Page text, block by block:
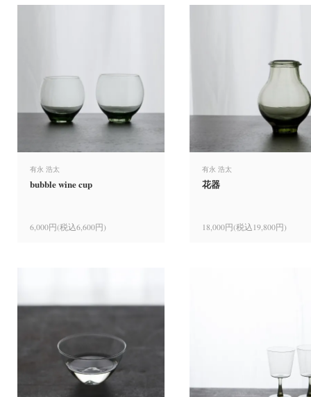
有永 浩太
bubble wine cup
6,000円(税込6,600円)
有永 浩太
花器
18,000円(税込19,800円)